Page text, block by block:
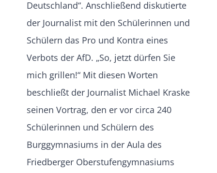
Deutschland“. Anschließend diskutierte
der Journalist mit den Schülerinnen und
Schülern das Pro und Kontra eines
Verbots der AfD. „So, jetzt dürfen Sie
mich grillen!“ Mit diesen Worten
beschließt der Journalist Michael Kraske
seinen Vortrag, den er vor circa 240
Schülerinnen und Schülern des
Burggymnasiums in der Aula des
Friedberger Oberstufengymnasiums